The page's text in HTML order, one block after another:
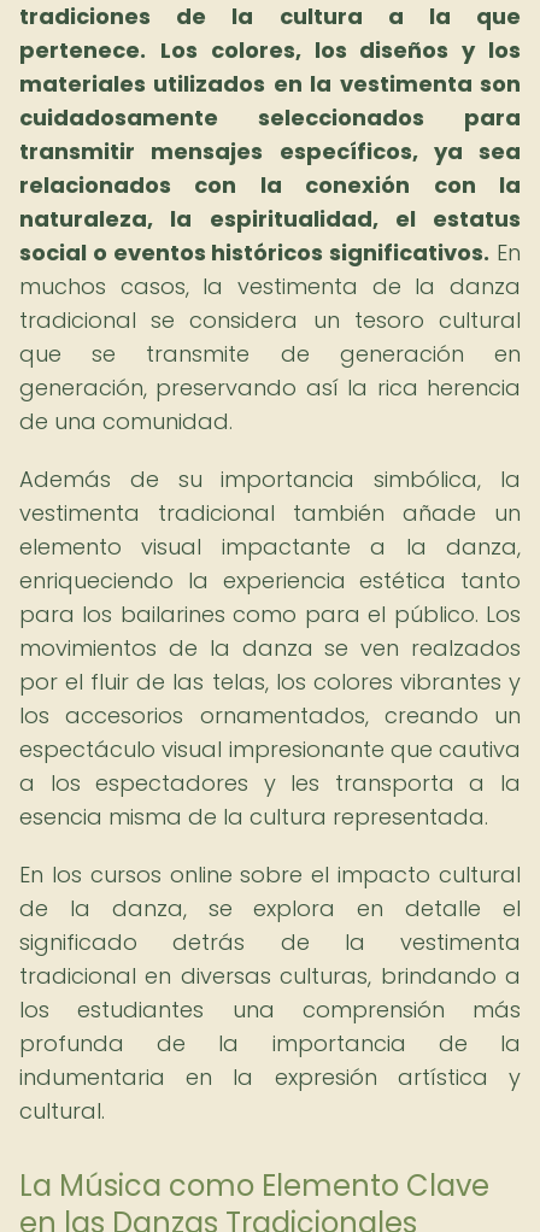
tradiciones de la cultura a la que
pertenece. Los colores, los diseños y los
materiales utilizados en la vestimenta son
cuidadosamente seleccionados para
transmitir mensajes específicos, ya sea
relacionados con la conexión con la
naturaleza, la espiritualidad, el estatus
social o eventos históricos significativos. En
muchos casos, la vestimenta de la danza
tradicional se considera un tesoro cultural
que se transmite de generación en
generación, preservando así la rica herencia
de una comunidad.
Además de su importancia simbólica, la
vestimenta tradicional también añade un
elemento visual impactante a la danza,
enriqueciendo la experiencia estética tanto
para los bailarines como para el público. Los
movimientos de la danza se ven realzados
por el fluir de las telas, los colores vibrantes y
los accesorios ornamentados, creando un
espectáculo visual impresionante que cautiva
a los espectadores y les transporta a la
esencia misma de la cultura representada.
En los cursos online sobre el impacto cultural
de la danza, se explora en detalle el
significado detrás de la vestimenta
tradicional en diversas culturas, brindando a
los estudiantes una comprensión más
profunda de la importancia de la
indumentaria en la expresión artística y
cultural.
La Música como Elemento Clave
en las Danzas Tradicionales